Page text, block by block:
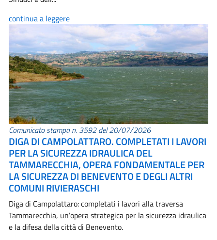
continua a leggere
Comunicato stampa n. 3592 del 20/07/2026
DIGA DI CAMPOLATTARO. COMPLETATI I LAVORI
PER LA SICUREZZA IDRAULICA DEL
TAMMARECCHIA, OPERA FONDAMENTALE PER
LA SICUREZZA DI BENEVENTO E DEGLI ALTRI
COMUNI RIVIERASCHI
Diga di Campolattaro: completati i lavori alla traversa
Tammarecchia, un’opera strategica per la sicurezza idraulica
e la difesa della città di Benevento.